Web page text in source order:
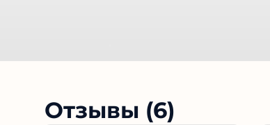
Отзывы (6)